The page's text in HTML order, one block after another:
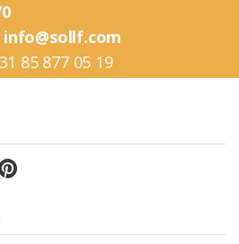
info@sollf.com
85 877 05 19